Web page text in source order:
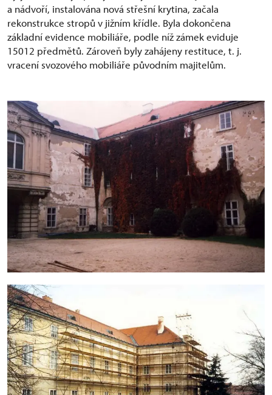
a nádvoří, instalována nová střešní krytina, začala
rekonstrukce stropů v jižním křídle. Byla dokončena
základní evidence mobiliáře, podle níž zámek eviduje
15012 předmětů. Zároveň byly zahájeny restituce, t. j.
vracení svozového mobiliáře původním majitelům.